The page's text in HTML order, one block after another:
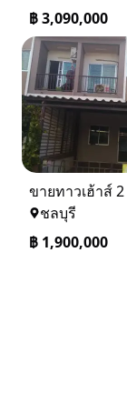
฿3,090,000
ชลบุรี
฿ 1,900,000